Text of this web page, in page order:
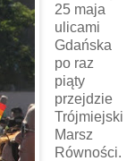
25 maja
ulicami
Gdańska
po raz
piąty
przejdzie
Trójmiejski
Marsz
Równości.